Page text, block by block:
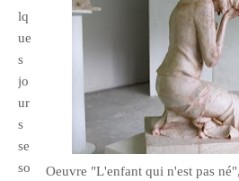
Oeuvre "L'enfant qui n'est pas
lq
ue
s
jo
ur
s
se
so